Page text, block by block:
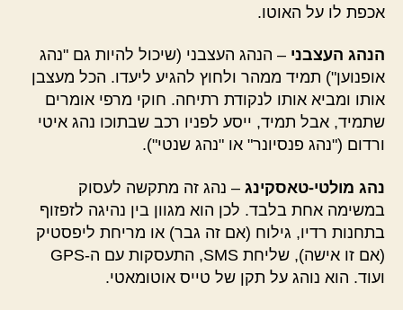
אכפת לו על האוטו.
הנהג העצבני – הנהג העצבני (שיכול להיות גם "נהג
אופנוען") תמיד ממהר ולחוץ להגיע ליעדו. הכל מעצבן
אותו ומביא אותו לנקודת רתיחה. חוקי מרפי אומרים
שתמיד, אבל תמיד, ייסע לפניו רכב שבתוכו נהג איטי
ורדום ("נהג פנסיונר" או "נהג שנטי").
נהג מולטי-טאסקינג – נהג זה מתקשה לעסוק
במשימה אחת בלבד. לכן הוא מגוון בין נהיגה לזפזוף
בתחנות רדיו, גילוח (אם זה גבר) או מריחת ליפסטיק
(אם זו אישה), שליחת SMS, התעסקות עם ה-GPS
ועוד. הוא נוהג על תקן של טייס אוטומאטי.